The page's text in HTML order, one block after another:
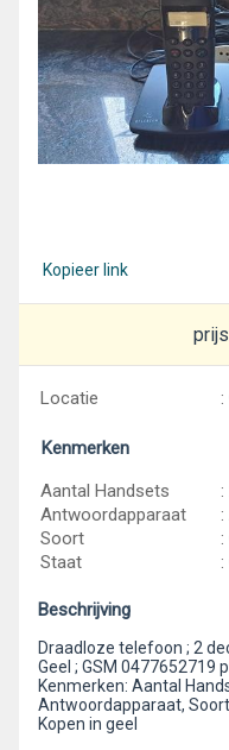
Kopieer link
Locatie :
Kenmerken
Aantal Handsets
Antwoordapparaat
Soort
Staat
Beschrijving
Draadloze telefoon ; 2
Geel ; GSM 0477652719
Kenmerken: Aantal
Antwoordapparaat,
Kopen in geel